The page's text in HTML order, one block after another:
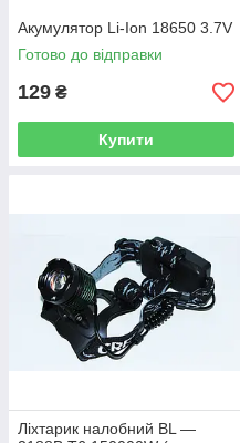
Акумулятор Li-Ion 18650 3.7V
Готово до відправки
129 ₴
Купити
Ліхтарик налобний BL —